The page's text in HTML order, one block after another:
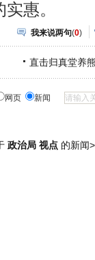
惠。
我来说两句(0)
直击归真堂养
网页 新闻
政治局 视点的新闻